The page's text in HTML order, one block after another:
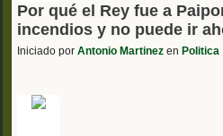
Por qué el Rey fue a
incendios y no puede ir
Iniciado por Antonio Martinez en Politica